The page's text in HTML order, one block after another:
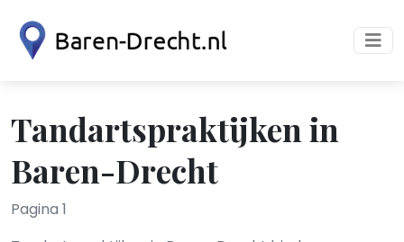
Tandartspraktijken in
Baren-Drecht
Pagina 1